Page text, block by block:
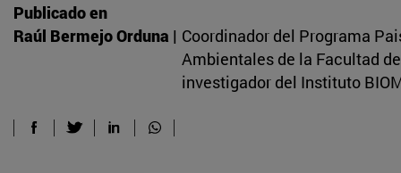
Publicado en
Raúl Bermejo Orduna | Coordinador del Programa
Ambientales de la Facultad
investigador del Instituto